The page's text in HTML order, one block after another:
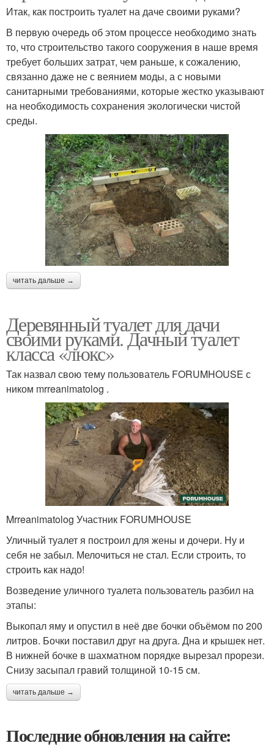
Итак, как построить туалет на даче своими руками?
В первую очередь об этом процессе необходимо знать
то, что строительство такого сооружения в наше время
требует больших затрат, чем раньше, к сожалению,
связанно даже не с веянием моды, а с новыми
санитарными требованиями, которые жестко указывают
на необходимость сохранения экологически чистой
среды.
читать дальше →
Деревянный туалет для дачи
своими руками. Дачный туалет
класса «люкс»
Так назвал свою тему пользователь FORUMHOUSE с
ником mrreanimatolog .
Mrreanimatolog Участник FORUMHOUSE
Уличный туалет я построил для жены и дочери. Ну и
себя не забыл. Мелочиться не стал. Если строить, то
строить как надо!
Возведение уличного туалета пользователь разбил на
этапы:
Выкопал яму и опустил в неё две бочки объёмом по 200
литров. Бочки поставил друг на друга. Дна и крышек нет.
В нижней бочке в шахматном порядке вырезал прорези.
Снизу засыпал гравий толщиной 10-15 см.
читать дальше →
Последние обновления на сайте: